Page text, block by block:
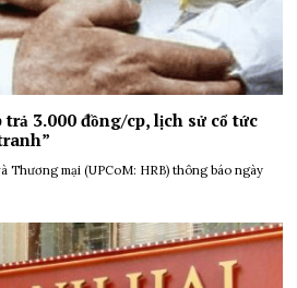
3.000 đồng/cp, lịch sử cổ tức
Thương mại (UPCoM: HRB) thông báo ngày